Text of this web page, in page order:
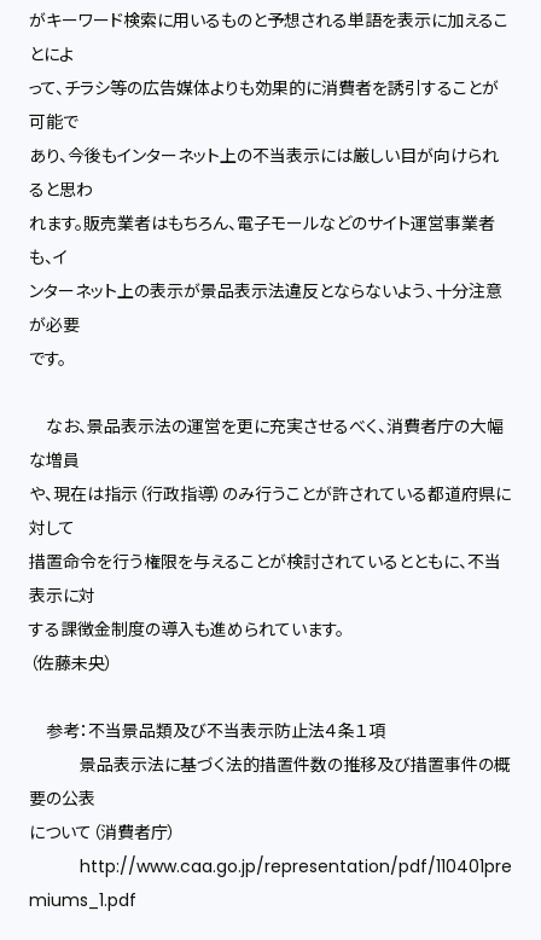
がキーワード検索に用いるものと予想される単語を表示に加えるこ
とによ
って、チラシ等の広告媒体よりも効果的に消費者を誘引することが
可能で
あり、今後もインターネット上の不当表示には厳しい目が向けられ
ると思わ
れます。販売業者はもちろん、電子モールなどのサイト運営事業者
も、イ
ンターネット上の表示が景品表示法違反とならないよう、十分注意
が必要
です。
なお、景品表示法の運営を更に充実させるべく、消費者庁の大幅
な増員
や、現在は指示（行政指導）のみ行うことが許されている都道府県に
対して
措置命令を行う権限を与えることが検討されているとともに、不当
表示に対
する課徴金制度の導入も進められています。
（佐藤未央）
参考：不当景品類及び不当表示防止法４条１項
景品表示法に基づく法的措置件数の推移及び措置事件の概
要の公表
について（消費者庁）
http://www.caa.go.jp/representation/pdf/110401pre
miums_1.pdf